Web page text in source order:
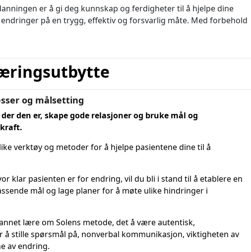
er å gi deg kunnskap og ferdigheter til å hjelpe dine
på en trygg, effektiv og forsvarlig måte. Med forbehold
og målsetting
den er, skape gode relasjoner og bruke mål og
verktøy og metoder for å hjelpe pasientene dine til å
klar pasienten er for endring, vil du bli i stand til å etablere en
mål og lage planer for å møte ulike hindringer i
lære om Solens metode, det å være autentisk,
stille spørsmål på, nonverbal kommunikasjon, viktigheten av
av endring.